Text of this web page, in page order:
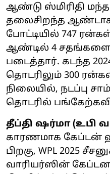
ஆண்டு ஸ்மிரிதி
தலைசிறந்த ஆண்டாக
போட்டியில் 747
ஆண்டில் 4 சதங்களை
படைத்தார். கடந்த
தொடரிலும் 300
நிலையில், நடப்பு
தொடரில்
தீப்தி ஷர்மா (உபி
காரணமாக கேப்டன்
பிறகு, WPL 2025
வாரியர்ஸின்